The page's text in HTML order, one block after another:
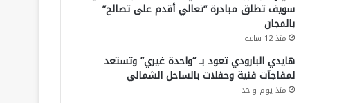
سويف تطلق مبادرة “تعالي أقدم على تصالح”
بالمجان
منذ 12 ساعة
هايدي البارودي تعود بـ “واحدة غيري” وتستعد
لمفاجآت فنية وحفلات بالساحل الشمالي
منذ يوم واحد